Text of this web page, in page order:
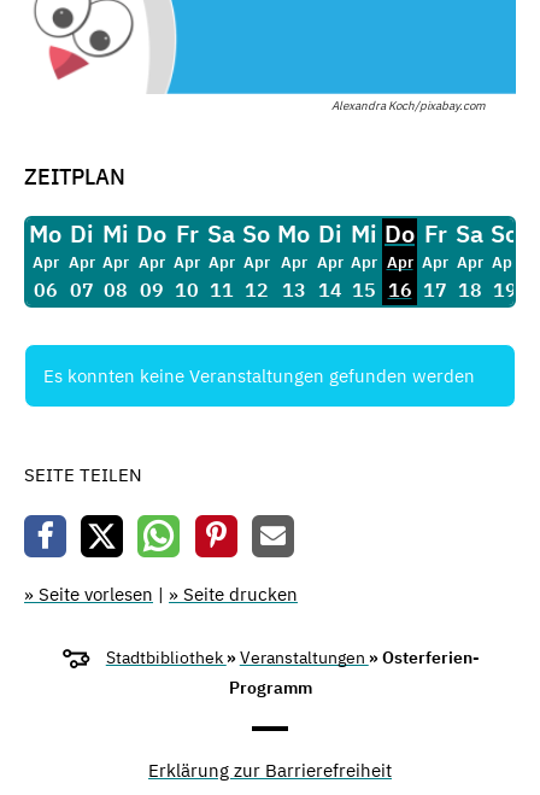
Alexandra Koch/pixabay.com
ZEITPLAN
Mo
Apr
06
Di
Apr
07
Mi
Apr
08
Do
Apr
09
Fr
Apr
10
Sa
Apr
11
So
Apr
12
Mo
Apr
13
Di
Apr
14
Mi
Apr
15
Do
Apr
16
Fr
Apr
17
Sa
Apr
18
So
Apr
19
Es konnten keine Veranstaltungen gefunden werden
SEITE TEILEN
» Seite vorlesen | » Seite drucken
Stadtbibliothek »Veranstaltungen » Osterferien-
Programm
Erklärung zur Barrierefreiheit